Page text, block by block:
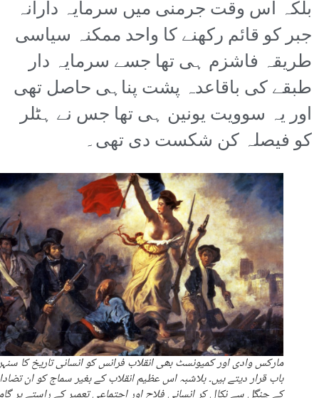
بلکہ اس وقت جرمنی میں سرمایہ دارانہ
جبر کو قائم رکھنے کا واحد ممکنہ سیاسی
طریقہ فاشزم ہی تھا جسے سرمایہ دار
طبقے کی باقاعدہ پشت پناہی حاصل تھی
اور یہ سوویت یونین ہی تھا جس نے ہٹلر
کو فیصلہ کن شکست دی تھی۔
مارکس وادی اور کمیونسٹ بھی انقلاب فرانس کو انسانی تاریخ کا
باب قرار دیتے ہیں۔ بلاشبہ اس عظیم انقلاب کے بغیر سماج کو ان